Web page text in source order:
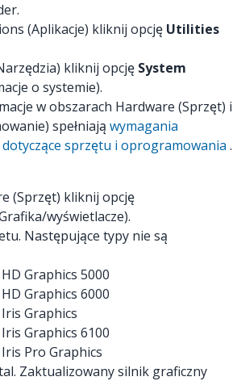
(Aplikacje) kliknij opcję Utilities
kliknij opcję System
o systemie).
w obszarach Hardware (Sprzęt) i
spełniają wymagania
sprzętu i oprogramowania .
(Sprzęt) kliknij opcję
wyświetlacze).
Następujące typy nie są
Graphics 5000
Graphics 6000
Graphics
Graphics 6100
Pro Graphics
Zaktualizowany silnik graficzny